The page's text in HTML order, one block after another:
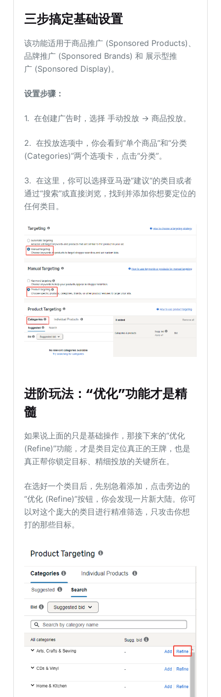
三步搞定基础设置
该功能适用于商品推广 (Sponsored Products)、
品牌推广 (Sponsored Brands) 和 展示型推
广 (Sponsored Display)。
设置步骤：
1. 在创建广告时，选择 手动投放 → 商品投放。
2. 在投放选项中，你会看到“单个商品”和“分类
(Categories)”两个选项卡，点击“分类”。
3. 在这里，你可以选择亚马逊“建议“的类目或者
通过“搜索”或直接浏览，找到并添加你想要定位的
任何类目。
进阶玩法：“优化”功能才是精
髓
如果说上面的只是基础操作，那接下来的“优化
(Refine)”功能，才是类目定位真正的王牌，也是
真正帮你锁定目标、精细投放的关键所在。
在选好一个类目后，先别急着添加，点击旁边的
“优化 (Refine)”按钮，你会发现一片新大陆。你可
以对这个庞大的类目进行精准筛选，只攻击你想
打的那些目标。